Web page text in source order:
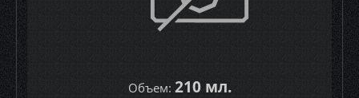
Объем: 210 мл.